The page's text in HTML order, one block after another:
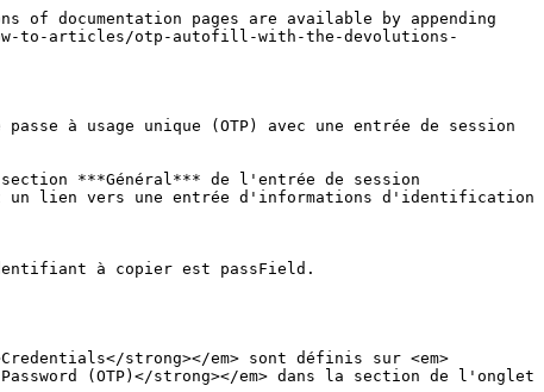
documentation pages are available by appending
to-articles/otp-autofill-with-the-devolutions-
à usage unique (OTP) avec une entrée de session
***Général*** de l'entrée de session
un lien vers une entrée d'informations d'identification
à copier est passField.
(OTP)</strong></em> dans la section de l'onglet